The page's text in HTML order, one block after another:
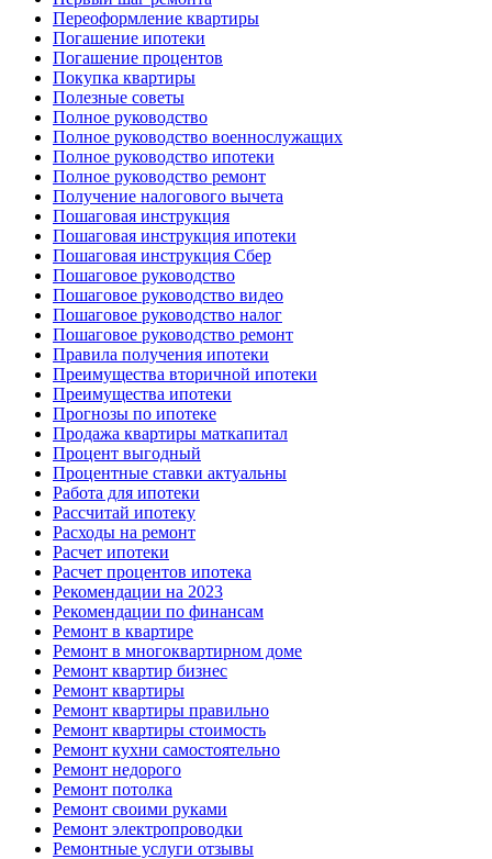
Переоформление квартиры
Погашение ипотеки
Погашение процентов
Покупка квартиры
Полезные советы
Полное руководство
Полное руководство военнослужащих
Полное руководство ипотеки
Полное руководство ремонт
Получение налогового вычета
Пошаговая инструкция
Пошаговая инструкция ипотеки
Пошаговая инструкция Сбер
Пошаговое руководство
Пошаговое руководство видео
Пошаговое руководство налог
Пошаговое руководство ремонт
Правила получения ипотеки
Преимущества вторичной ипотеки
Преимущества ипотеки
Прогнозы по ипотеке
Продажа квартиры маткапитал
Процент выгодный
Процентные ставки актуальны
Работа для ипотеки
Рассчитай ипотеку
Расходы на ремонт
Расчет ипотеки
Расчет процентов ипотека
Рекомендации на 2023
Рекомендации по финансам
Ремонт в квартире
Ремонт в многоквартирном доме
Ремонт квартир бизнес
Ремонт квартиры
Ремонт квартиры правильно
Ремонт квартиры стоимость
Ремонт кухни самостоятельно
Ремонт недорого
Ремонт потолка
Ремонт своими руками
Ремонт электропроводки
Ремонтные услуги отзывы